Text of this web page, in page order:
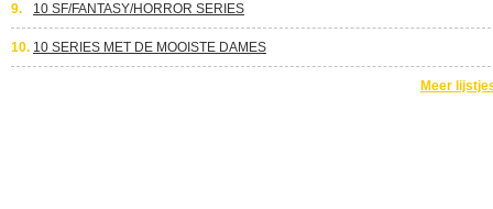
9. 10 SF/FANTASY/HORROR SERIES
10. 10 SERIES MET DE MOOISTE DAMES
Meer